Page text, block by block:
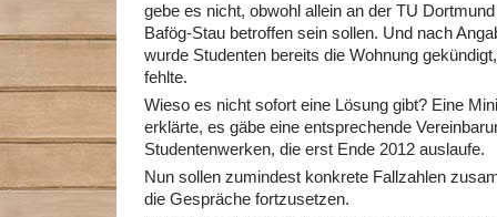
gebe es nicht, obwohl allein an der TU
Bafög-Stau betroffen sein sollen. Und nach
wurde Studenten bereits die Wohnung
fehlte.
Wieso es nicht sofort eine Lösung gibt? Eine
erklärte, es gäbe eine entsprechende
Studentenwerken, die erst Ende 2012 auslaufe.
Nun sollen zumindest konkrete Fallzahlen
die Gespräche fortzusetzen.